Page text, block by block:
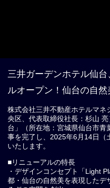
三井ガーデンホテル仙
ルオープン！仙台の自
を一新。グループ旅行に
株式会社三井不動産ホテルマネ
央区、代表取締役社長：杉山
台」（所在地：宮城県仙台市
事を完了し、2025年6月14日（
いたします。
■リニューアルの特長
・デザインコンセプト「Light
都・仙台の自然美を表現したデ